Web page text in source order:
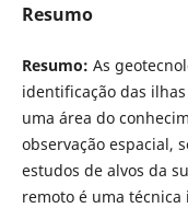
Resumo
Resumo: As
identificação das
uma área do
observação espacial,
estudos de alvos da
remoto é uma